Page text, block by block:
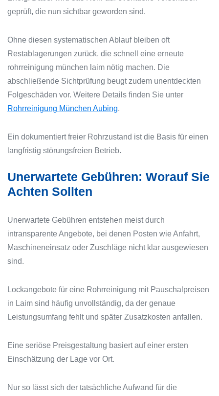
geprüft, die nun sichtbar geworden sind.
Ohne diesen systematischen Ablauf bleiben oft
Restablagerungen zurück, die schnell eine erneute
rohrreinigung münchen laim nötig machen. Die
abschließende Sichtprüfung beugt zudem unentdeckten
Folgeschäden vor. Weitere Details finden Sie unter
Rohrreinigung München Aubing.
Ein dokumentiert freier Rohrzustand ist die Basis für einen
langfristig störungsfreien Betrieb.
Unerwartete Gebühren: Worauf Sie
Achten Sollten
Unerwartete Gebühren entstehen meist durch
intransparente Angebote, bei denen Posten wie Anfahrt,
Maschineneinsatz oder Zuschläge nicht klar ausgewiesen
sind.
Lockangebote für eine Rohrreinigung mit Pauschalpreisen
in Laim sind häufig unvollständig, da der genaue
Leistungsumfang fehlt und später Zusatzkosten anfallen.
Eine seriöse Preisgestaltung basiert auf einer ersten
Einschätzung der Lage vor Ort.
Nur so lässt sich der tatsächliche Aufwand für die